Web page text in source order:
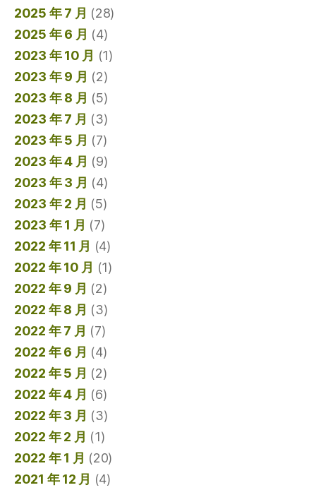
2025 年 7 月 (28)
2025 年 6 月 (4)
2023 年 10 月 (1)
2023 年 9 月 (2)
2023 年 8 月 (5)
2023 年 7 月 (3)
2023 年 5 月 (7)
2023 年 4 月 (9)
2023 年 3 月 (4)
2023 年 2 月 (5)
2023 年 1 月 (7)
2022 年 11 月 (4)
2022 年 10 月 (1)
2022 年 9 月 (2)
2022 年 8 月 (3)
2022 年 7 月 (7)
2022 年 6 月 (4)
2022 年 5 月 (2)
2022 年 4 月 (6)
2022 年 3 月 (3)
2022 年 2 月 (1)
2022 年 1 月 (20)
2021 年 12 月 (4)